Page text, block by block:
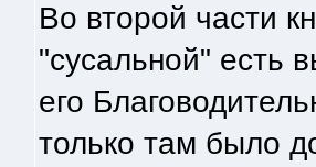
Во второй части
"сусальной" есть
его
только там было